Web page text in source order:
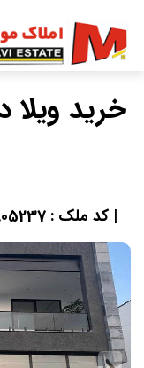
خرید ویلا
| کد ملک : 905237